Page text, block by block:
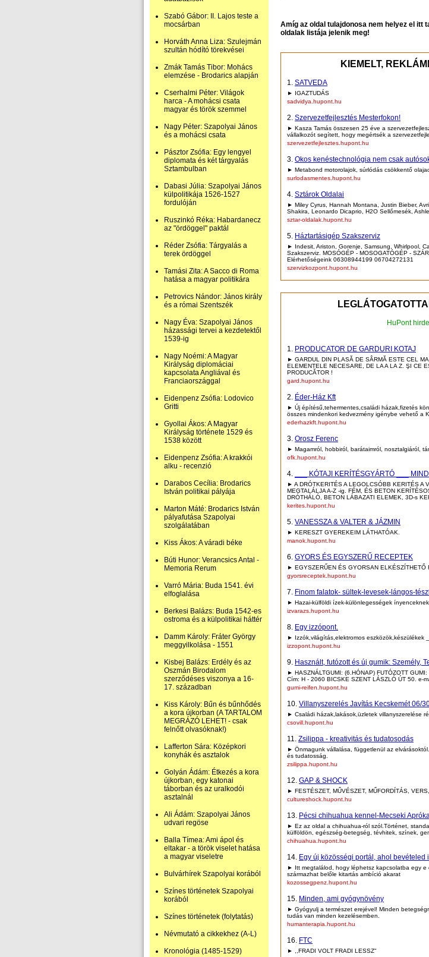
Szabó Gábor: II. Lajos teste a
mocsárban
Horváth Anna Liza: Szulejmán
szultán hódító törekvései
Zmák Tamás Tibor: Mohács
elemzése - Brodarics alapján
Cserhalmi Péter: Világok
harca - A mohácsi csata
magyar és török szemmel
Nagy Péter: Szapolyai János
és a mohácsi csata
Pásztor Zsófia: Egy lengyel
diplomata és két tárgyalás
Sztambulban
Dabasi Júlia: Szapolyai János
külpolitikája 1526-1527
fordulóján
Ruszinkó Réka: Habardanecz
az "ördöggel" paktál
Réder Zsófia: Tárgyalás a
terek ördöggel
Tamási Zita: A Sacco di Roma
hatása a magyar politikára
Petrovics Nándor: János király
és a római Szentszék
Nagy Éva: Szapolyai János
házassági tervei a kezdetektől
1539-ig
Nagy Noémi: A Magyar
Királyság diplomáciai
kapcsolata Angliával és
Franciaországgal
Eidenpenz Zsófia: Lodovico
Gritti
Gyollai Ákos: A Magyar
Királyság története 1529 és
1538 között
Eidenpenz Zsófia: A krakkói
alku - recenzió
Darabos Cecília: Brodarics
István politikai pályája
Marton Máté: Brodarics István
pályafutása Szapolyai
szolgálatában
Kiss Ákos: A váradi béke
Búti Hunor: Verancsics Antal -
Memoria Rerum
Varró Mária: Buda 1541. évi
elfoglalása
Berkesi Balázs: Buda 1542-es
ostroma és a külpolitikai háttér
Damm Károly: Fráter György
meggyilkolása - 1551
Kisbej Balázs: Erdély és az
Oszmán Birodalom
szerződéses viszonya a 16-
17. században
Kiss Károly: Bűn és bűnhődés
a kora újkorban (A TARTALOM
MEGRÁZÓ LEHET! - csak
felnőtt olvasóknak!)
Lafferton Sára: Középkori
konyhák és asztalok
Golyán Ádám: Étkezés a kora
újkorban, egy katonai
táborban és az uralkodói
asztalnál
Ali Ádám: Szapolyai János
udvari regöse
Balla Tímea: Ami ápol és
eltakar - a török viselet hatása
a magyar viseletre
Bulvárhírek Szapolyai korából
Színes történetek Szapolyai
korából
Színes történetek (folytatás)
Névmutató a cikkekhez (A-L)
Kronológia (1485-1529)
Amíg az oldal tulajdonosa nem helyez el itt
oldalak listája jelenik meg!
KIEMELT,
1. SATVEDA
► IGAZTUDÁS
sadvidya.hupont.hu
2. Szervezetfejlesztés Mesterfokon!
► Kasza Tamás összesen 25 éve a
vállalkozót segített, hogy megértsék a
szervezetfejlesztes.hupont.hu
3. Okos kenéstechnológia nem csak
► Metabond motorolajok, súrlódás csökkentő
surlodasmentes.hupont.hu
4. Sztárok Oldalai
► Miley Cyrus, Hannah Montana, Justin Bieber,
Shakira, Leonardo Dicaprio, H2O Sellőmesék,
sztar-oldalak.hupont.hu
5. Háztartásigép Szakszerviz
► Indesit, Ariston, Gorenje, Samsung, Whirlpool,
Szakszerviz. MOSÓGÉP - MOSOGATÓGÉP -
Elérhetőségeink 06308944199 06704272131
szervizkozpont.hupont.hu
HuPont
1. PRODUCATOR DE GARDURI KOTAJ
► GARDUL DIN PLASĂ DE SÂRMĂ ESTE CEL
ELEMENTELE NECESARE, DE LA A LA Z. ŞI CE
PRODUCĂTOR !
gard.hupont.hu
2. Éder-Ház Kft
► Új építésű,tehermentes,családi házak,fizetés
összes mindenkori kedvezmény igénybe vehető a
ederhazkft.hupont.hu
3. Orosz Ferenc
► Magamról, hobbiról, barátaimról, nosztalgiáról,
ofk.hupont.hu
4. ___ KÓTAJI KERÍTÉSGYÁRTÓ ___
► A DRÓTKERITÉS A LEGOLCSÓBB KERITÉS A
MEGTALÁLJA A-Z -ig. FÉM, ÉS BETON
DRÓTHÁLÓ, BETON LÁBAZATI ELEMEK, 3D-s
kerites.hupont.hu
5. VANESSZA & VALTER & JÁZMIN
► KERESZT GYEREKEIM LÁTHATÓAK.
manok.hupont.hu
6. GYORS ÉS EGYSZERŰ RECEPTEK
► EGYSZERŰEN ÉS GYORSAN ELKÉSZÍTHETŐ
gyorsreceptek.hupont.hu
7. Finom falatok- sültek-levesek-lángos-
► Hazai-külföldi ízek-különlegességek ínyenceknek
izvarazs.hupont.hu
8. Egy izzópont.
► Izzók,világítás,elektromos eszközök,készülékek
izzopont.hupont.hu
9. Használt, futózott és új gumik: Személy,
► HASZNÁLTGUMI: (6.HÓNAP) FUTÓZOTT
Cím: H - 2060 BICSKE SZENT LÁSZLÓ ÚT 50. e-
gumi-reifen.hupont.hu
10. Villanyszerelés Javítás Kecskemét 06/
► Családi házak,lakások,üzletek villanyszerelése
csovill.hupont.hu
11. Zsilippa - kreativitás és tudatosodás
► Önmagunk vállalása, függetlenül az
és tudatosság.
zsilippa.hupont.hu
12. GAP & SHOCK
► FESTÉSZET, MŰVÉSZET, MŰFORDÍTÁS,
cultureshock.hupont.hu
13. Pécsi chihuahua kennel-Mecseki
► Ez az oldal a chihuahua-ról szól.Történet,
külföldön, egészség-betegség, tévhitek, színek,
chihuahua.hupont.hu
14. Egy új közösségi portál, ahol bevételed
► Itt megtalálod, hogy léphetsz kapcsolatba egy
származhat belőle kitartás ambíció akarat
kozossegpenz.hupont.hu
15. Minden, ami gyógynövény
► Gyógyulj a természet erejével! Minden
tudás van minden kezelésemben.
humanterapia.hupont.hu
16. FTC
► ,,FRADI VOLT FRADI LESSZ"